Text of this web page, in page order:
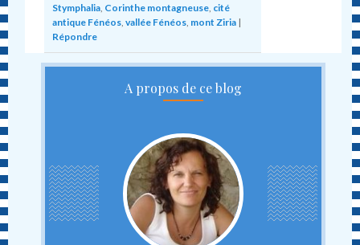
Stymphalia Corinthe montagneuse cité
antique Fénéos ,vallée Fénéos mont Ziria |
Répondre
A propos de ce blog